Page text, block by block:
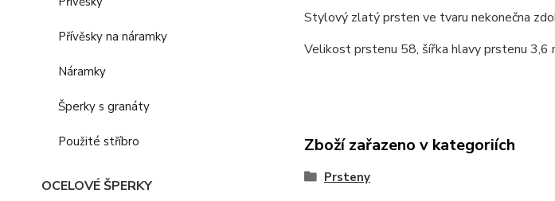
Přívěsky na náramky
Náramky
Šperky s granáty
Použité stříbro
OCELOVÉ ŠPERKY
Stylový zlatý prsten ve tvaru nekonečna
Velikost prstenu 58, šířka hlavy prstenu 3,6
Zboží zařazeno v kategoriích
Prsteny